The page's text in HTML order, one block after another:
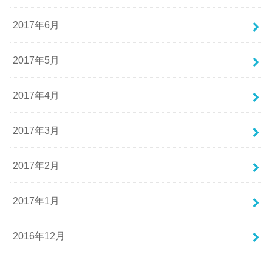
2017年6月
2017年5月
2017年4月
2017年3月
2017年2月
2017年1月
2016年12月